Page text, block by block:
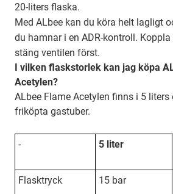
20-liters flaska.
Med ALbee kan du köra helt lagligt
du hamnar i en ADR-kontroll.
stäng ventilen först.
I vilken flaskstorlek kan jag köpa
Acetylen?
ALbee Flame Acetylen finns i 5 liters
friköpta gastuber.
- 5 liter
Flasktryck 15 bar